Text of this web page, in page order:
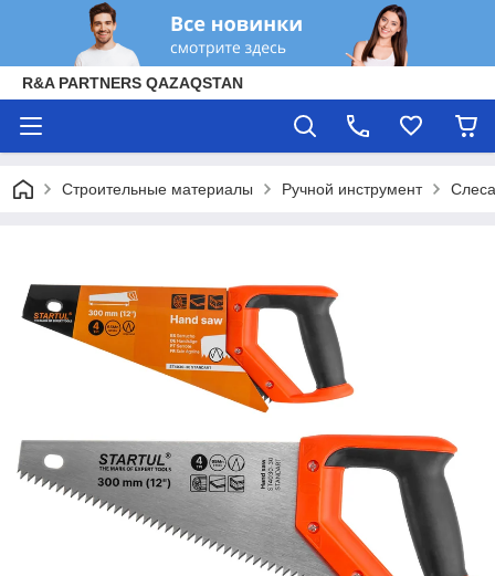
R&A PARTNERS QAZAQSTAN
Строительные материалы Ручной инструмент